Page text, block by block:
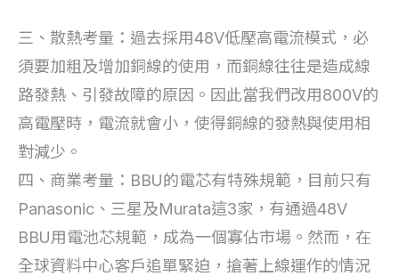
三、散熱考量：過去採用48V低壓高電流模式，必
須要加粗及增加銅線的使用，而銅線往往是造成線
路發熱、引發故障的原因。因此當我們改用800V的
高電壓時，電流就會小，使得銅線的發熱與使用相
對減少。
四、商業考量：BBU的電芯有特殊規範，目前只有
Panasonic、三星及Murata這3家，有通過48V
BBU用電池芯規範，成為一個寡佔市場。然而，在
全球資料中心客戶追單緊迫，搶著上線運作的情況